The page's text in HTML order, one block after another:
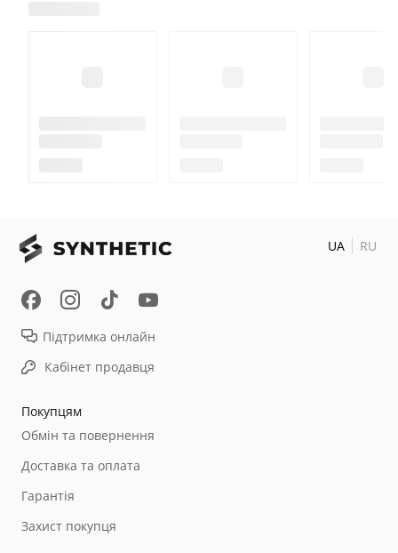
Покупцям
Обмін та повернення
Доставка та оплата
Гарантія
Захист покупця
Підтримка онлайн
Кабінет продавця
UA RU